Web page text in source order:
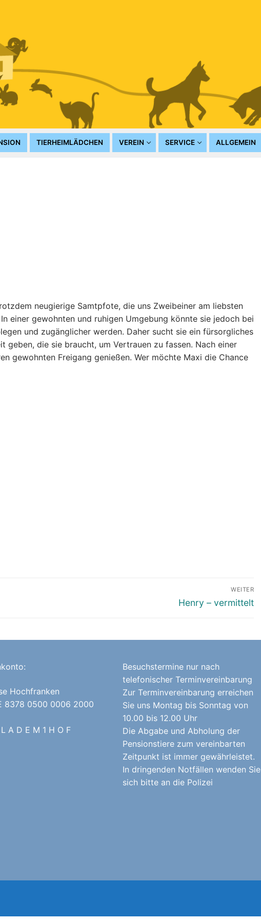
TIERHEIMLÄDCHEN VEREIN SERVICE ALLGEMEIN
neugierige Samtpfote, die uns Zweibeiner am liebsten
einer gewohnten und ruhigen Umgebung könnte sie jedoch bei
und zugänglicher werden. Daher sucht sie ein fürsorgliches
geben, die sie braucht, um Vertrauen zu fassen. Nach einer
gewohnten Freigang genießen. Wer möchte Maxi die Chance
WEITER
Nächster
Henry – vermittelt
Hochfranken
8378 0500 0006 2000
A D E M 1 H O F
Besuchstermine nur nach
telefonischer Terminvereinbarung
Zur Terminvereinbarung erreichen
Sie uns Montag bis Sonntag von
10.00 bis 12.00 Uhr
Die Abgabe und Abholung der
Pensionstiere zum vereinbarten
Zeitpunkt ist immer gewährleistet.
In dringenden Notfällen wenden Sie
sich bitte an die Polizei